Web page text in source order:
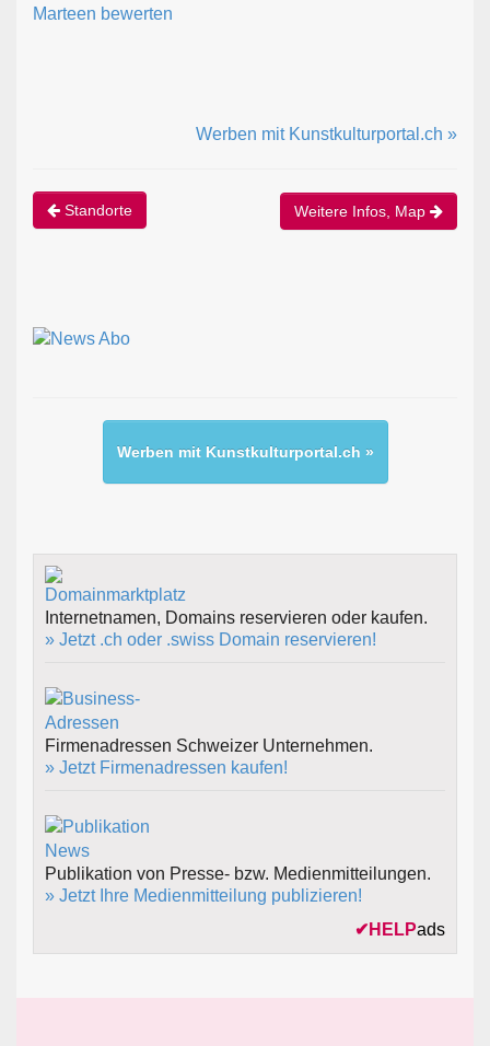
Marteen bewerten
Werben mit Kunstkulturportal.ch »
Standorte Weitere Infos, Map
Werben mit Kunstkulturportal.ch »
Internetnamen, Domains reservieren oder kaufen.
» Jetzt .ch oder .swiss Domain reservieren!
Firmenadressen Schweizer Unternehmen.
» Jetzt Firmenadressen kaufen!
Publikation von Presse- bzw. Medienmitteilungen.
» Jetzt Ihre Medienmitteilung publizieren!
✔ HELPads